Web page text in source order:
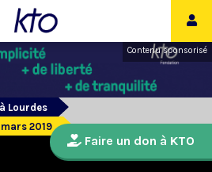
Contenu sponsorisé
Lourdes
2019
Faire un don à KTO